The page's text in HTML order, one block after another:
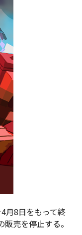
月8日をもって終
売を停止する。